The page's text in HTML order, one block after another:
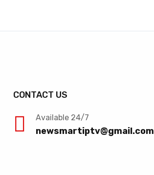
CONTACT US
Available 24/7
newsmartiptv@gmail.com